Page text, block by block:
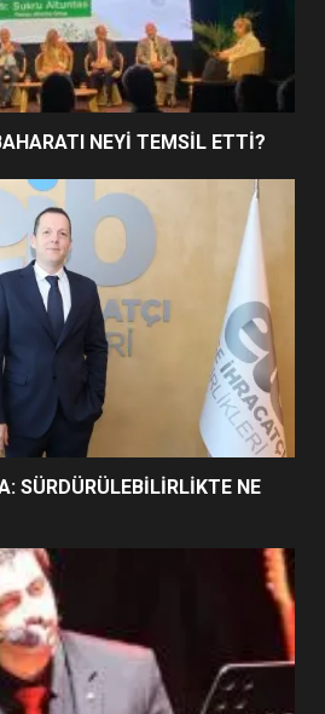
GURURU TÜRKİYE
NE BAŞARDI?
NE DEĞİŞTİ?
SATRANÇ
KAYITLARI NEYİ
BELEDİYESPOR’DA
YÖNETİM NASIL
NEYİ TEMSİL ETTİ?
SÜRDÜRÜLEBİLİRLİKTE NE